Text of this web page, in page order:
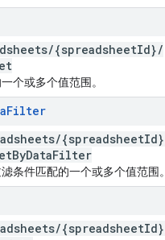
/{spreadsheetId}/
个或多个值范围。
Filter
/{spreadsheetId}
ByDataFilter
条件匹配的一个或多个值范围。
/{spreadsheetId}